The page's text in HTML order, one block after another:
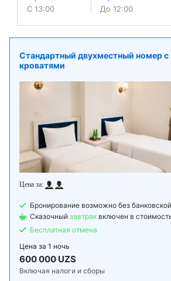
С 13:00 До 12:00
Стандартный двухместный номер с
кроватями
Бронирование возможно без
Сказочный завтрак включен в
Бесплатная отмена
Цена за 1 ночь
600 000 UZS
Включая налоги и сборы